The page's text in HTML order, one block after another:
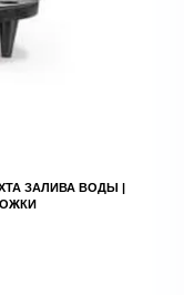
ЗАЛИВА ВОДЫ |